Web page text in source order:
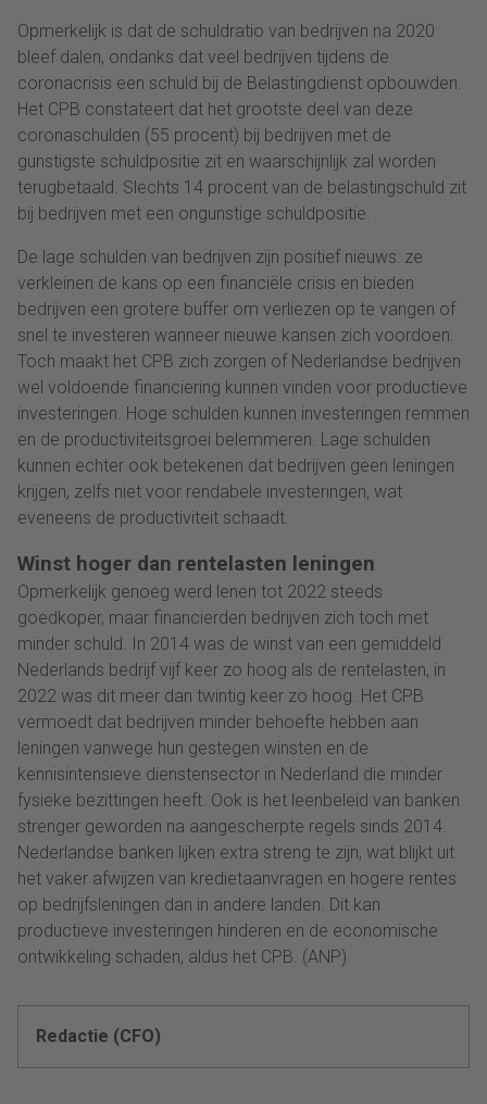
Opmerkelijk is dat de schuldratio van bedrijven na 2020
bleef dalen, ondanks dat veel bedrijven tijdens de
coronacrisis een schuld bij de Belastingdienst opbouwden.
Het CPB constateert dat het grootste deel van deze
coronaschulden (55 procent) bij bedrijven met de
gunstigste schuldpositie zit en waarschijnlijk zal worden
terugbetaald. Slechts 14 procent van de belastingschuld zit
bij bedrijven met een ongunstige schuldpositie.
De lage schulden van bedrijven zijn positief nieuws: ze
verkleinen de kans op een financiële crisis en bieden
bedrijven een grotere buffer om verliezen op te vangen of
snel te investeren wanneer nieuwe kansen zich voordoen.
Toch maakt het CPB zich zorgen of Nederlandse bedrijven
wel voldoende financiering kunnen vinden voor productieve
investeringen. Hoge schulden kunnen investeringen remmen
en de productiviteitsgroei belemmeren. Lage schulden
kunnen echter ook betekenen dat bedrijven geen leningen
krijgen, zelfs niet voor rendabele investeringen, wat
eveneens de productiviteit schaadt.
Winst hoger dan rentelasten leningen
Opmerkelijk genoeg werd lenen tot 2022 steeds
goedkoper, maar financierden bedrijven zich toch met
minder schuld. In 2014 was de winst van een gemiddeld
Nederlands bedrijf vijf keer zo hoog als de rentelasten, in
2022 was dit meer dan twintig keer zo hoog. Het CPB
vermoedt dat bedrijven minder behoefte hebben aan
leningen vanwege hun gestegen winsten en de
kennisintensieve dienstensector in Nederland die minder
fysieke bezittingen heeft. Ook is het leenbeleid van banken
strenger geworden na aangescherpte regels sinds 2014.
Nederlandse banken lijken extra streng te zijn, wat blijkt uit
het vaker afwijzen van kredietaanvragen en hogere rentes
op bedrijfsleningen dan in andere landen. Dit kan
productieve investeringen hinderen en de economische
ontwikkeling schaden, aldus het CPB. (ANP)
Redactie (CFO)